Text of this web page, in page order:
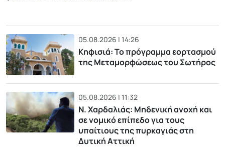
05.08.2026 | 14:26
Κηφισιά: Το πρόγραμμα εορτασμού
της Μεταμορφώσεως του Σωτήρος
05.08.2026 | 11:32
Ν. Χαρδαλιάς: Μηδενική ανοχή και
σε νομικό επίπεδο για τους
υπαίτιους της πυρκαγιάς στη
Δυτική Αττική